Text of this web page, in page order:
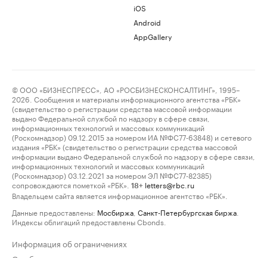
iOS
Android
AppGallery
© ООО «БИЗНЕСПРЕСС», АО «РОСБИЗНЕСКОНСАЛТИНГ», 1995–
2026. Сообщения и материалы информационного агентства «РБК»
(свидетельство о регистрации средства массовой информации
выдано Федеральной службой по надзору в сфере связи,
информационных технологий и массовых коммуникаций
(Роскомнадзор) 09.12.2015 за номером ИА №ФС77-63848) и сетевого
издания «РБК» (свидетельство о регистрации средства массовой
информации выдано Федеральной службой по надзору в сфере связи,
информационных технологий и массовых коммуникаций
(Роскомнадзор) 03.12.2021 за номером ЭЛ №ФС77-82385)
сопровождаются пометкой «РБК».
18+ letters@rbc.ru
Владельцем сайта является информационное агентство «РБК».
Данные предоставлены: Мосбиржа Санкт-Петербургская биржа
Индексы облигаций предоставлены Cbonds.
Информация об ограничениях